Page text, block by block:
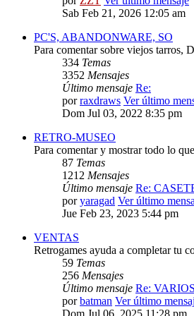
Sab Feb 21, 2026 12:05 am
PC'S, ABANDONWARE, SO
Para comentar sobre viejos tarros,
334 Temas
3352 Mensajes
Último mensaje Re:
porraxdraws Ver último
Dom Jul 03, 2022 8:35 pm
RETRO-MUSEO
Para comentar y mostrar todo lo
87 Temas
1212 Mensajes
Último mensaje Re:
poryaragad Ver último
Jue Feb 23, 2023 5:44 pm
VENTAS
Retrogames ayuda a completar tu
59 Temas
256 Mensajes
Último mensaje Re:
porbatman Ver último